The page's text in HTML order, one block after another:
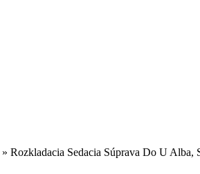
» Rozkladacia Sedacia Súprava Do U Alba,